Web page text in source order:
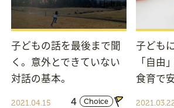
子どもの話を最後まで聞
く。意外とできていない
対話の基本。
2021.04.15 4 Choice
子ども
「自由
食育で